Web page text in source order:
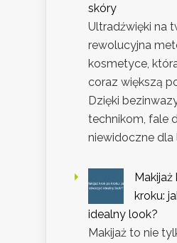
skóry
Ultradźwięki na
rewolucyjna
kosmetyce,
coraz większą
Dzięki
technikom, fale
niewidoczne dla
Makijaż
kroku:
idealny look?
Makijaż to nie